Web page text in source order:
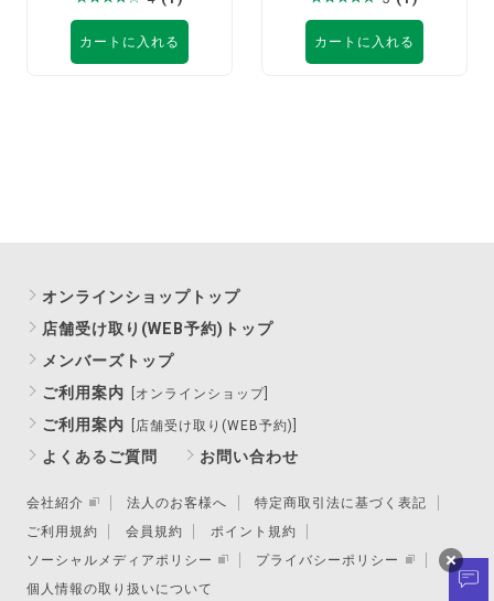
カートに入れる カートに入れる
オンラインショップトップ
店舗受け取り(WEB予約)トップ
メンバーズトップ
ご利用案内
[オンラインショップ]
ご利用案内 [店舗受け取り(WEB予約)]
よくあるご質問 お問い合わせ
会社紹介 法人のお客様へ
特定商取引法に基づく表記
ご利用規約
会員規約
ポイント規約
ソーシャルメディアポリシー
プライバシーポリシー
個人情報の取り扱いについて